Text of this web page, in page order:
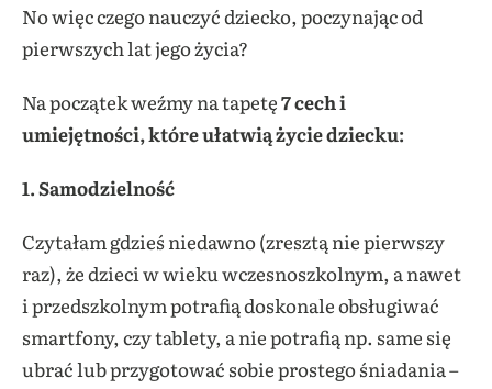
No więc czego nauczyć dziecko, poczynając od
pierwszych lat jego życia?
Na początek weźmy na tapetę7 cech i
umiejętności, które ułatwią życie dziecku:
1. Samodzielność
Czytałam gdzieś niedawno (zresztą nie pierwszy
raz), że dzieci w wieku wczesnoszkolnym, a nawet
i przedszkolnym potrafią doskonale obsługiwać
smartfony, czy tablety, a nie potrafią np. same się
ubrać lub przygotować sobie prostego śniadania –